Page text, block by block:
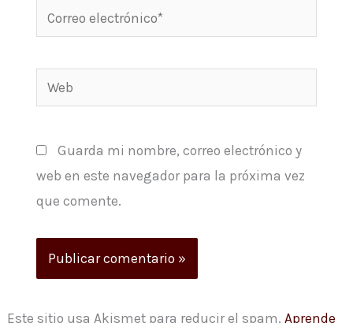
Correo
electrónico*
Web
Guarda mi nombre, correo electrónico y
web en este navegador para la próxima vez
que comente.
Este sitio usa Akismet para reducir el spam.Aprende